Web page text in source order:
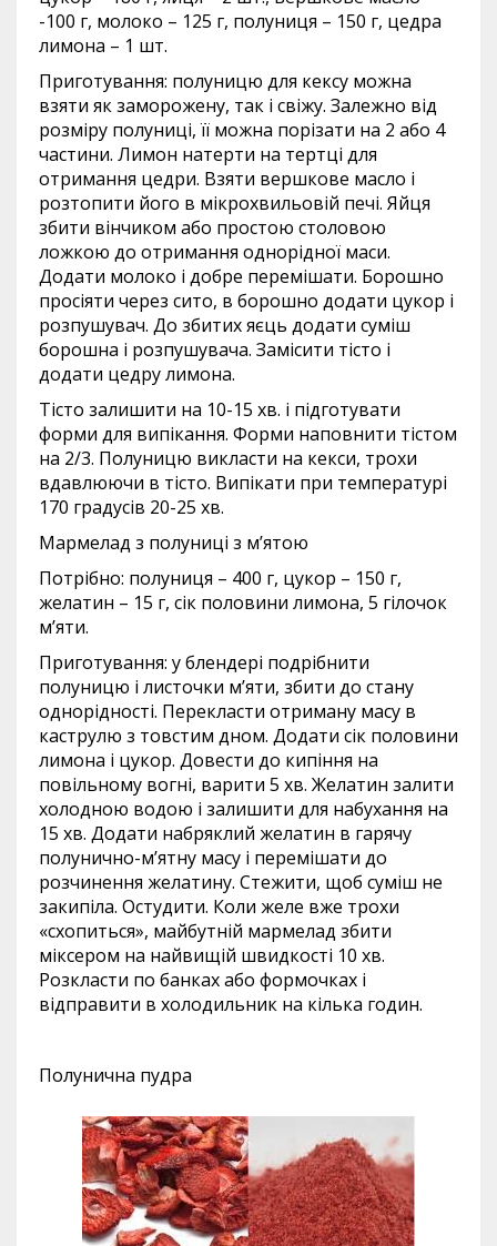
-100 г, молоко – 125 г, полуниця – 150 г, цедра
лимона – 1 шт.
Приготування: полуницю для кексу можна
взяти як заморожену, так і свіжу. Залежно від
розміру полуниці, її можна порізати на 2 або 4
частини. Лимон натерти на тертці для
отримання цедри. Взяти вершкове масло і
розтопити його в мікрохвильовій печі. Яйця
збити вінчиком або простою столовою
ложкою до отримання однорідної маси.
Додати молоко і добре перемішати. Борошно
просіяти через сито, в борошно додати цукор і
розпушувач. До збитих яєць додати суміш
борошна і розпушувача. Замісити тісто і
додати цедру лимона.
Тісто залишити на 10-15 хв. і підготувати
форми для випікання. Форми наповнити тістом
на 2/3. Полуницю викласти на кекси, трохи
вдавлюючи в тісто. Випікати при температурі
170 градусів 20-25 хв.
Мармелад з полуниці з м’ятою
Потрібно: полуниця – 400 г, цукор – 150 г,
желатин – 15 г, сік половини лимона, 5 гілочок
м’яти.
Приготування: у блендері подрібнити
полуницю і листочки м’яти, збити до стану
однорідності. Перекласти отриману масу в
каструлю з товстим дном. Додати сік половини
лимона і цукор. Довести до кипіння на
повільному вогні, варити 5 хв. Желатин залити
холодною водою і залишити для набухання на
15 хв. Додати набряклий желатин в гарячу
полунично-м’ятну масу і перемішати до
розчинення желатину. Стежити, щоб суміш не
закипіла. Остудити. Коли желе вже трохи
«схопиться», майбутній мармелад збити
міксером на найвищій швидкості 10 хв.
Розкласти по банках або формочках і
відправити в холодильник на кілька годин.
Полунична пудра